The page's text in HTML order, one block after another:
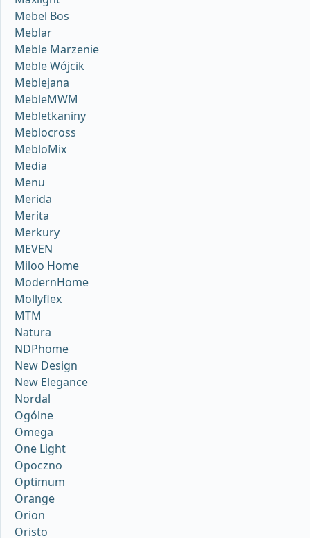
Mebel Bos
Meblar
Meble Marzenie
Meble Wójcik
Meblejana
MebleMWM
Mebletkaniny
Meblocross
MebloMix
Media
Menu
Merida
Merita
Merkury
MEVEN
Miloo Home
ModernHome
Mollyflex
MTM
Natura
NDPhome
New Design
New Elegance
Nordal
Ogólne
Omega
One Light
Opoczno
Optimum
Orange
Orion
Oristo